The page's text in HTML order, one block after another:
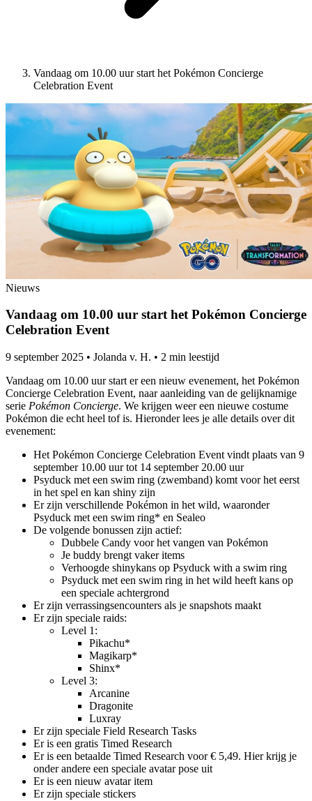
Vandaag om 10.00 uur start het Pokémon Concierge
Celebration Event
Nieuws
Vandaag om 10.00 uur start het Pokémon Concierge
Celebration Event
9 september 2025 • Jolanda v. H. • 2 min leestijd
Vandaag om 10.00 uur start er een nieuw evenement, het Pokémon
Concierge Celebration Event, naar aanleiding van de gelijknamige
serie Pokémon Concierge. We krijgen weer een nieuwe costume
Pokémon die echt heel tof is. Hieronder lees je alle details over dit
evenement:
Het Pokémon Concierge Celebration Event vindt plaats van 9
september 10.00 uur tot 14 september 20.00 uur
Psyduck met een swim ring (zwemband) komt voor het eerst
in het spel en kan shiny zijn
Er zijn verschillende Pokémon in het wild, waaronder
Psyduck met een swim ring* en Sealeo
De volgende bonussen zijn actief:
Dubbele Candy voor het vangen van Pokémon
Je buddy brengt vaker items
Verhoogde shinykans op Psyduck with a swim ring
Psyduck met een swim ring in het wild heeft kans op
een speciale achtergrond
Er zijn verrassingsencounters als je snapshots maakt
Er zijn speciale raids:
Level 1:
Pikachu*
Magikarp*
Shinx*
Level 3:
Arcanine
Dragonite
Luxray
Er zijn speciale Field Research Tasks
Er is een gratis Timed Research
Er is een betaalde Timed Research voor € 5,49. Hier krijg je
onder andere een speciale avatar pose uit
Er is een nieuw avatar item
Er zijn speciale stickers